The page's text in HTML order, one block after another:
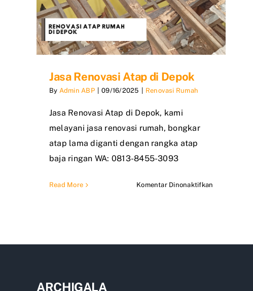
Jasa Renovasi Atap di Depok
By Admin ABP 09/16/2025 Renovasi Rumah
Jasa Renovasi Atap di Depok, kami
melayani jasa renovasi rumah, bongkar
atap lama diganti dengan rangka atap
baja ringan WA: 0813-8455-3093
Read More Komentar Dinonaktifkan
Depok
ARCHIGALA